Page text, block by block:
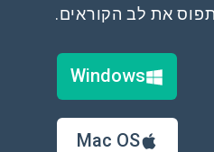
את לב הקוראים.
Windows
Mac OS